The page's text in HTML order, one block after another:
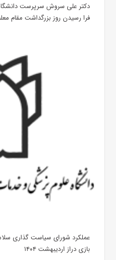
دکتر علی سروش سرپرست
فرا رسیدن روز بزرگداشت مقام
عملکرد شورای سیاست گذاری
بازی دراز اردیبهشت ۱۴۰۴